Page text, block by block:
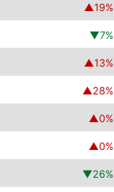
▲19%
▼7%
▲13%
▲28%
▲0%
▲0%
▼26%